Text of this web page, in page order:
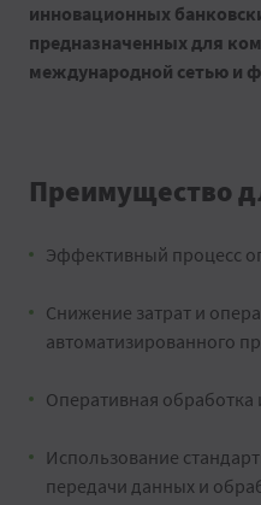
инновационных
предназначенных для
международной сетью и
Преимущество
Эффективный процесс
Снижение затрат и
автоматизированного
Оперативная обработка
Использование
передачи данных и